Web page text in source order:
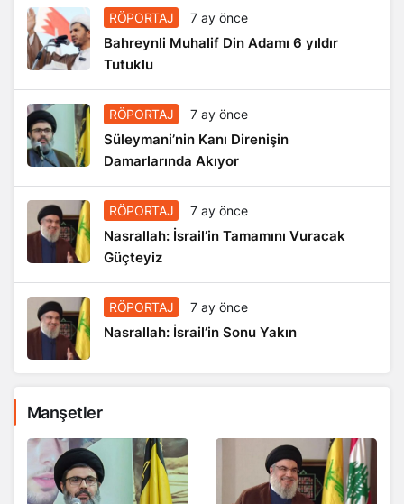
RÖPORTAJ 7 ay önce
Bahreynli Muhalif Din Adamı 6 yıldır
Tutuklu
RÖPORTAJ 7 ay önce
Süleymani’nin Kanı Direnişin
Damarlarında Akıyor
RÖPORTAJ 7 ay önce
Nasrallah: İsrail’in Tamamını Vuracak
Güçteyiz
RÖPORTAJ 7 ay önce
Nasrallah: İsrail’in Sonu Yakın
Manşetler